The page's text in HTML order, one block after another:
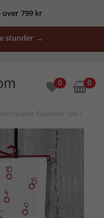
799 kr
stunder →
0 0
Kalender Lek i